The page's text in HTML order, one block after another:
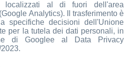
localizzati al di fuori dell'area
Analytics). Il trasferimento è
specifiche decisioni dell'Unione
per la tutela dei dati personali, in
di Googlee al Data Privacy